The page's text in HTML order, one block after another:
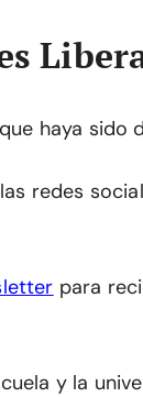
haya sido
redes
para
y la